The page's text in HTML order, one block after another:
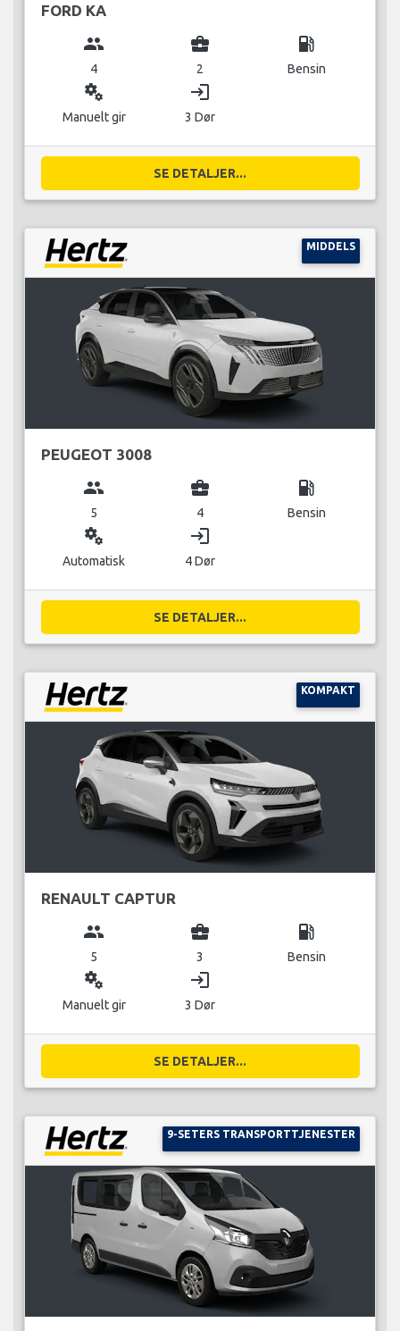
FORD KA
group
4
business_center
2
local_gas_station
Bensin
miscellaneous_services
Manuelt gir
login
3 Dør
SE DETALJER...
MIDDELS
PEUGEOT 3008
group
5
business_center
4
local_gas_station
Bensin
miscellaneous_services
Automatisk
login
4 Dør
SE DETALJER...
KOMPAKT
RENAULT CAPTUR
group
5
business_center
3
local_gas_station
Bensin
miscellaneous_services
Manuelt gir
login
3 Dør
SE DETALJER...
9-SETERS TRANSPORTTJENESTER